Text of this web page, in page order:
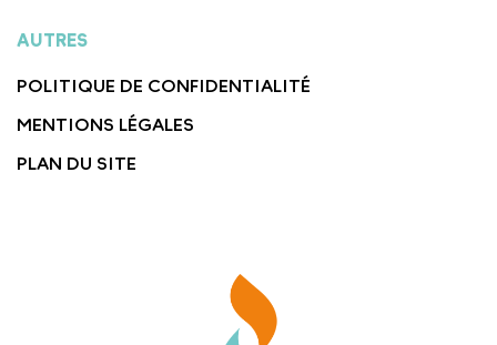
AUTRES
POLITIQUE DE CONFIDENTIALITÉ
MENTIONS LÉGALES
PLAN DU SITE